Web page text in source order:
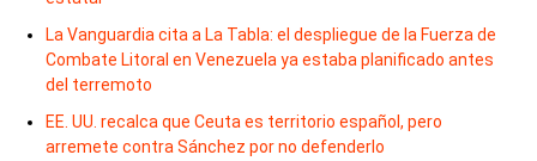
La Vanguardia cita a La Tabla: el despliegue de la Fuerza de
Combate Litoral en Venezuela ya estaba planificado antes
del terremoto
EE. UU. recalca que Ceuta es territorio español, pero
arremete contra Sánchez por no defenderlo